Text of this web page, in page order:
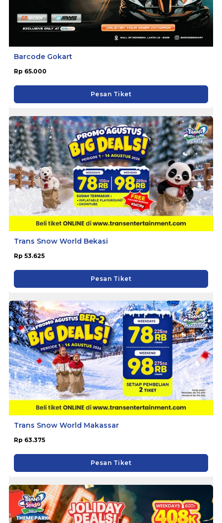
Barcode Gokart
Rp 65.000
Pesan Tiket
Trans Snow World Bekasi
Rp 53.625
Pesan Tiket
Trans Snow World Makassar
Rp 63.375
Pesan Tiket